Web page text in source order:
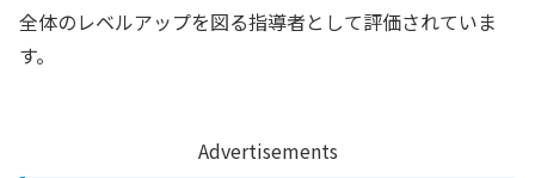
全体のレベルアップを図る指導者として評価されていま
す。
Advertisements